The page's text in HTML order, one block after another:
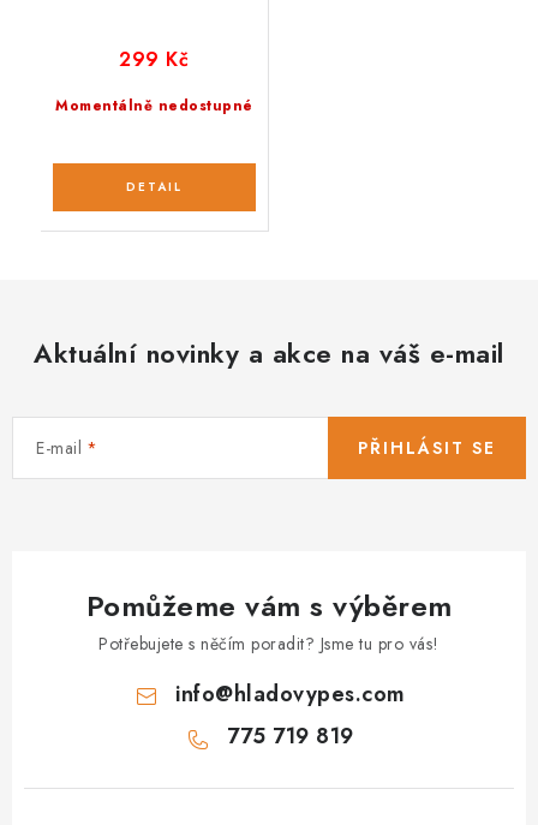
Momentálně nedostupné
299 Kč
Aktuální novinky a akce na váš e-mail
E-mail PŘIHLÁSIT SE
Pomůžeme vám s výběrem
Potřebujete s něčím poradit? Jsme tu pro vás!
info@hladovypes.com
775 719 819